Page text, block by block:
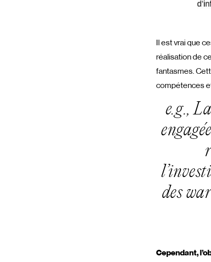
Il est vrai que
réalisation de
fantasmes.
compétences
e.g.,
des
Cependant,